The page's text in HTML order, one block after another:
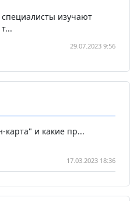
специалисты изучают
29.07.2023 9:56
и какие пр...
17.03.2023 18:36